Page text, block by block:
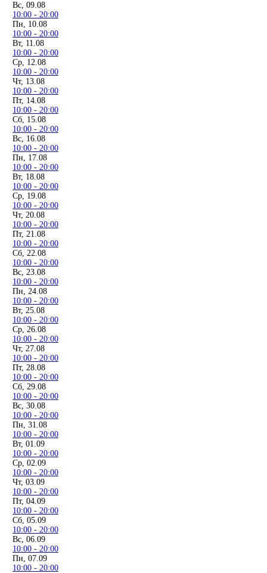
Вс, 09.08
10:00 - 20:00
Пн, 10.08
10:00 - 20:00
Вт, 11.08
10:00 - 20:00
Ср, 12.08
10:00 - 20:00
Чт, 13.08
10:00 - 20:00
Пт, 14.08
10:00 - 20:00
Сб, 15.08
10:00 - 20:00
Вс, 16.08
10:00 - 20:00
Пн, 17.08
10:00 - 20:00
Вт, 18.08
10:00 - 20:00
Ср, 19.08
10:00 - 20:00
Чт, 20.08
10:00 - 20:00
Пт, 21.08
10:00 - 20:00
Сб, 22.08
10:00 - 20:00
Вс, 23.08
10:00 - 20:00
Пн, 24.08
10:00 - 20:00
Вт, 25.08
10:00 - 20:00
Ср, 26.08
10:00 - 20:00
Чт, 27.08
10:00 - 20:00
Пт, 28.08
10:00 - 20:00
Сб, 29.08
10:00 - 20:00
Вс, 30.08
10:00 - 20:00
Пн, 31.08
10:00 - 20:00
Вт, 01.09
10:00 - 20:00
Ср, 02.09
10:00 - 20:00
Чт, 03.09
10:00 - 20:00
Пт, 04.09
10:00 - 20:00
Сб, 05.09
10:00 - 20:00
Вс, 06.09
10:00 - 20:00
Пн, 07.09
10:00 - 20:00